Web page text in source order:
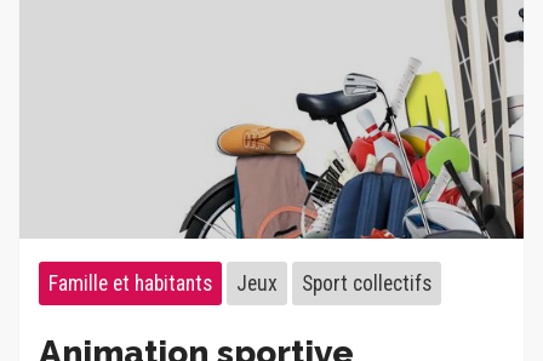
Famille et habitants Jeux Sport collectifs